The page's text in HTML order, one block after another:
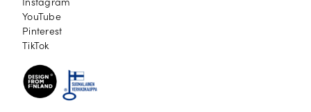
Instagram
Instagram
YouTube
YouTube
Pinterest
Pinterest
TikTok
TikTok